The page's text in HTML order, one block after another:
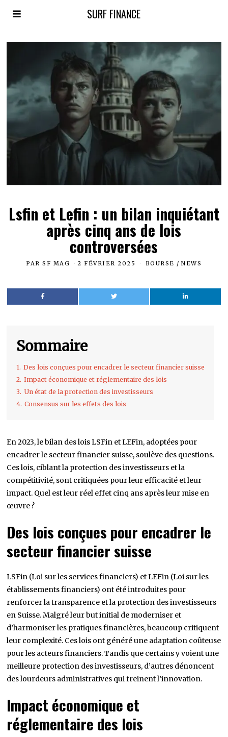
SURF FINANCE
Lsfin et Lefin : un bilan inquiétant
après cinq ans de lois
controversées
PARSF MAG 2 FÉVRIER 2025 BOURSE / NEWS
Sommaire
1. Des lois conçues pour encadrer le secteur financier suisse
2. Impact économique et réglementaire des lois
3. Un état de la protection des investisseurs
4. Consensus sur les effets des lois
En 2023, le bilan des lois LSFin et LEFin, adoptées pour
encadrer le secteur financier suisse, soulève des questions.
Ces lois, ciblant la protection des investisseurs et la
compétitivité, sont critiquées pour leur efficacité et leur
impact. Quel est leur réel effet cinq ans après leur mise en
œuvre ?
Des lois conçues pour encadrer le
secteur financier suisse
LSFin (Loi sur les services financiers) et LEFin (Loi sur les
établissements financiers) ont été introduites pour
renforcer la transparence et la protection des investisseurs
en Suisse. Malgré leur but initial de moderniser et
d’harmoniser les pratiques financières, beaucoup critiquent
leur complexité. Ces lois ont généré une adaptation coûteuse
pour les acteurs financiers. Tandis que certains y voient une
meilleure protection des investisseurs, d’autres dénoncent
des lourdeurs administratives qui freinent l’innovation.
Impact économique et
réglementaire des lois